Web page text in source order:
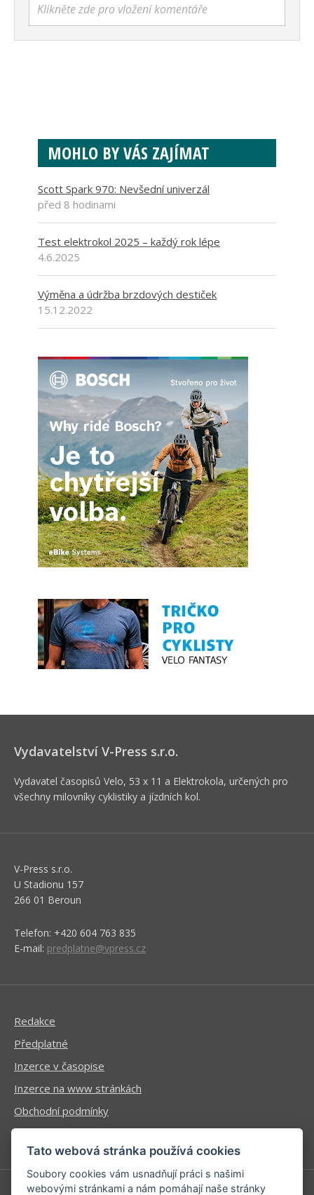
Klikněte zde pro vložení komentáře
MOHLO BY VÁS ZAJÍMAT
Scott Spark 970: Nevšední univerzál
před 8 hodinami
Test elektrokol 2025 – každý rok lépe
4.6.2025
Výměna a údržba brzdových destiček
15.12.2022
Vydavatelství V-Press s.r.o.
Vydavatel časopisů Velo, 53 x 11 a Elektrokola, určených pro
všechny milovníky cyklistiky a jízdních kol.
V-Press s.r.o.
U Stadionu 157
266 01 Beroun
Telefon: +420 604 763 835
E-mail: predplatne@vpress.cz
Redakce
Předplatné
Inzerce v časopise
Inzerce na www stránkách
Obchodní podmínky
Ochrana osobních údajů
Tato webová stránka používá cookies
Soubory cookies vám usnadňují práci s našimi
webovými stránkami a nám pomáhají naše stránky